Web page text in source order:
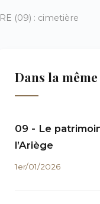
(09) : cimetière
Dans la
09 - Le
l’Ariège
1er/01/2026